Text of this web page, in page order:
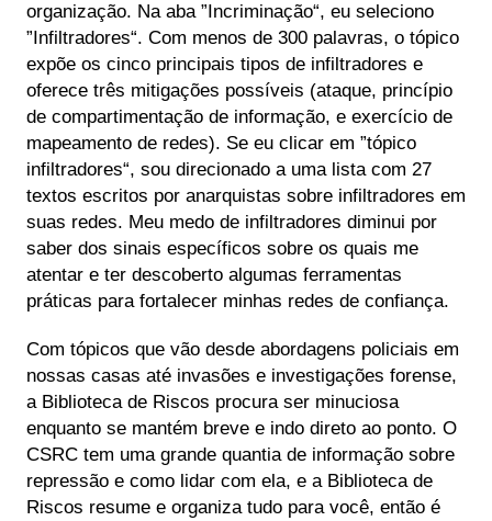
organização. Na aba ”Incriminação“, eu seleciono
”Infiltradores“. Com menos de 300 palavras, o tópico
expõe os cinco principais tipos de infiltradores e
oferece três mitigações possíveis (ataque, princípio
de compartimentação de informação, e exercício de
mapeamento de redes). Se eu clicar em ”tópico
infiltradores“, sou direcionado a uma lista com 27
textos escritos por anarquistas sobre infiltradores em
suas redes. Meu medo de infiltradores diminui por
saber dos sinais específicos sobre os quais me
atentar e ter descoberto algumas ferramentas
práticas para fortalecer minhas redes de confiança.
Com tópicos que vão desde abordagens policiais em
nossas casas até invasões e investigações forense,
a Biblioteca de Riscos procura ser minuciosa
enquanto se mantém breve e indo direto ao ponto. O
CSRC tem uma grande quantia de informação sobre
repressão e como lidar com ela, e a Biblioteca de
Riscos resume e organiza tudo para você, então é